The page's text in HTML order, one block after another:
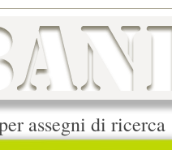
assegni di ricerca